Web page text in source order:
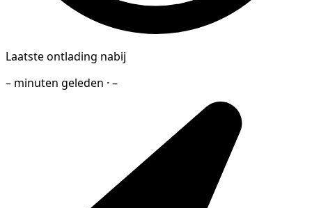
Laatste ontlading nabij
– minuten geleden · –